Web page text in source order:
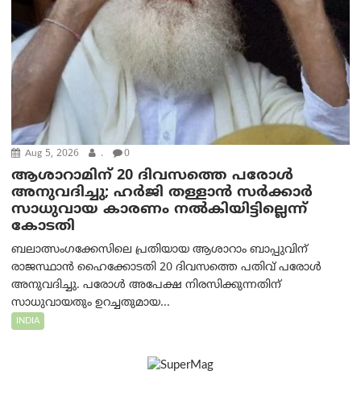
Aug 5, 2026 . 0
ആശാറാമിന് 20 ദിവസത്തെ പരോൾ
അനുവദിച്ചു; ഹർജി തള്ളാൻ സർക്കാർ
സാധുവായ കാരണം നൽകിയിട്ടില്ലെന്ന്
കോടതി
ബലാത്സംഗക്കേസിലെ പ്രതിയായ ആശാറാം ബാപ്പുവിന്
രാജസ്ഥാൻ ഹൈക്കോടതി 20 ദിവസത്തെ പതിവ് പരോൾ
അനുവദിച്ചു. പരോൾ അപേക്ഷ നിരസിക്കുന്നതിന്
സാധുവായതും ഉറച്ചതുമായ...
INDIA